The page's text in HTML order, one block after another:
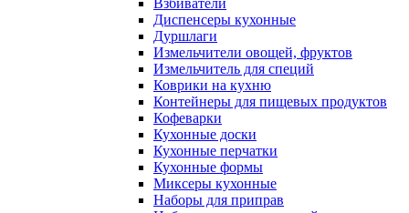
Взбиватели
Диспенсеры кухонные
Дуршлаги
Измельчители овощей, фруктов
Измельчитель для специй
Коврики на кухню
Контейнеры для пищевых продуктов
Кофеварки
Кухонные доски
Кухонные перчатки
Кухонные формы
Миксеры кухонные
Наборы для приправ